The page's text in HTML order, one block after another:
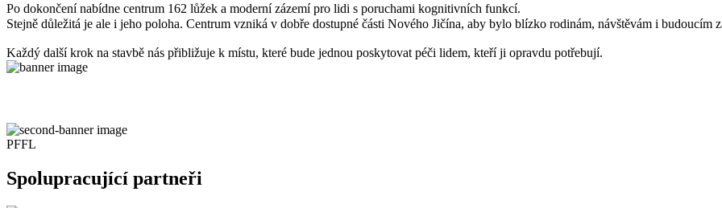
Po dokončení nabídne centrum 162 lůžek a moderní zázemí pro lidi s poruchami kognitivních funkcí.
Stejně důležitá je ale i jeho poloha. Centrum vzniká v dobře dostupné části Nového Jičína, aby bylo blízko rodinám, návštěvám i budoucím
Každý další krok na stavbě nás přibližuje k místu, které bude jednou poskytovat péči lidem, kteří ji opravdu potřebují.
PFFL
Spolupracující partneři